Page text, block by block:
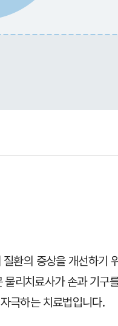
환의 증상을 개선하기
리치료사가 손과 기구
극하는 치료법입니다.